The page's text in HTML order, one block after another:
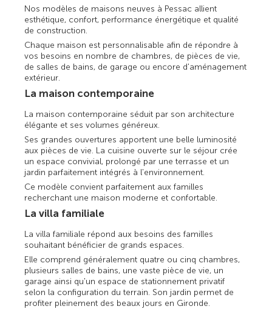
Nos modèles de maisons neuves à Pessac allient
esthétique, confort, performance énergétique et qualité
de construction.
Chaque maison est personnalisable afin de répondre à
vos besoins en nombre de chambres, de pièces de vie,
de salles de bains, de garage ou encore d'aménagement
extérieur.
La maison contemporaine
La maison contemporaine séduit par son architecture
élégante et ses volumes généreux.
Ses grandes ouvertures apportent une belle luminosité
aux pièces de vie. La cuisine ouverte sur le séjour crée
un espace convivial, prolongé par une terrasse et un
jardin parfaitement intégrés à l'environnement.
Ce modèle convient parfaitement aux familles
recherchant une maison moderne et confortable.
La villa familiale
La villa familiale répond aux besoins des familles
souhaitant bénéficier de grands espaces.
Elle comprend généralement quatre ou cinq chambres,
plusieurs salles de bains, une vaste pièce de vie, un
garage ainsi qu'un espace de stationnement privatif
selon la configuration du terrain. Son jardin permet de
profiter pleinement des beaux jours en Gironde.